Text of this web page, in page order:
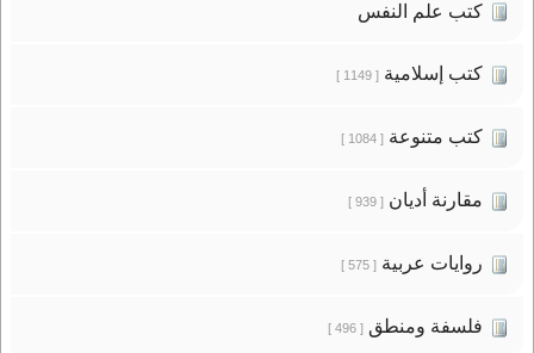
كتب علم النفس
كتب إسلامية[ 1149 ]
كتب متنوعة[ 1084 ]
مقارنة أديان[ 939 ]
روايات عربية[ 575 ]
فلسفة ومنطق[ 496 ]